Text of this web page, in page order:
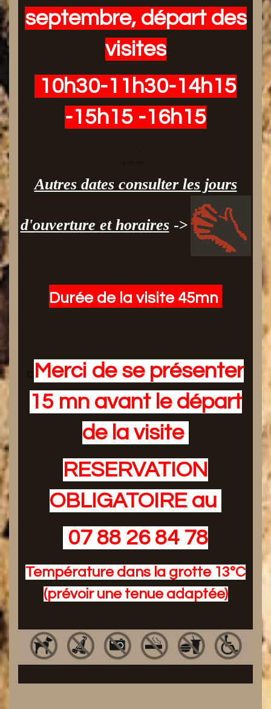
septembre, départ des
visites
10h30-11h30-14h15
-15h15 -16h15
Autres dates consulter les jours
d'ouverture et horaires->
Durée de la visite 45mn
D Merci de se présenter
15 mn avant le départ
de la visite
RESERVATION
OBLIGATOIRE au
07 88 26 84 78
Température dans la grotte 13°C
(prévoir une tenue adaptée)